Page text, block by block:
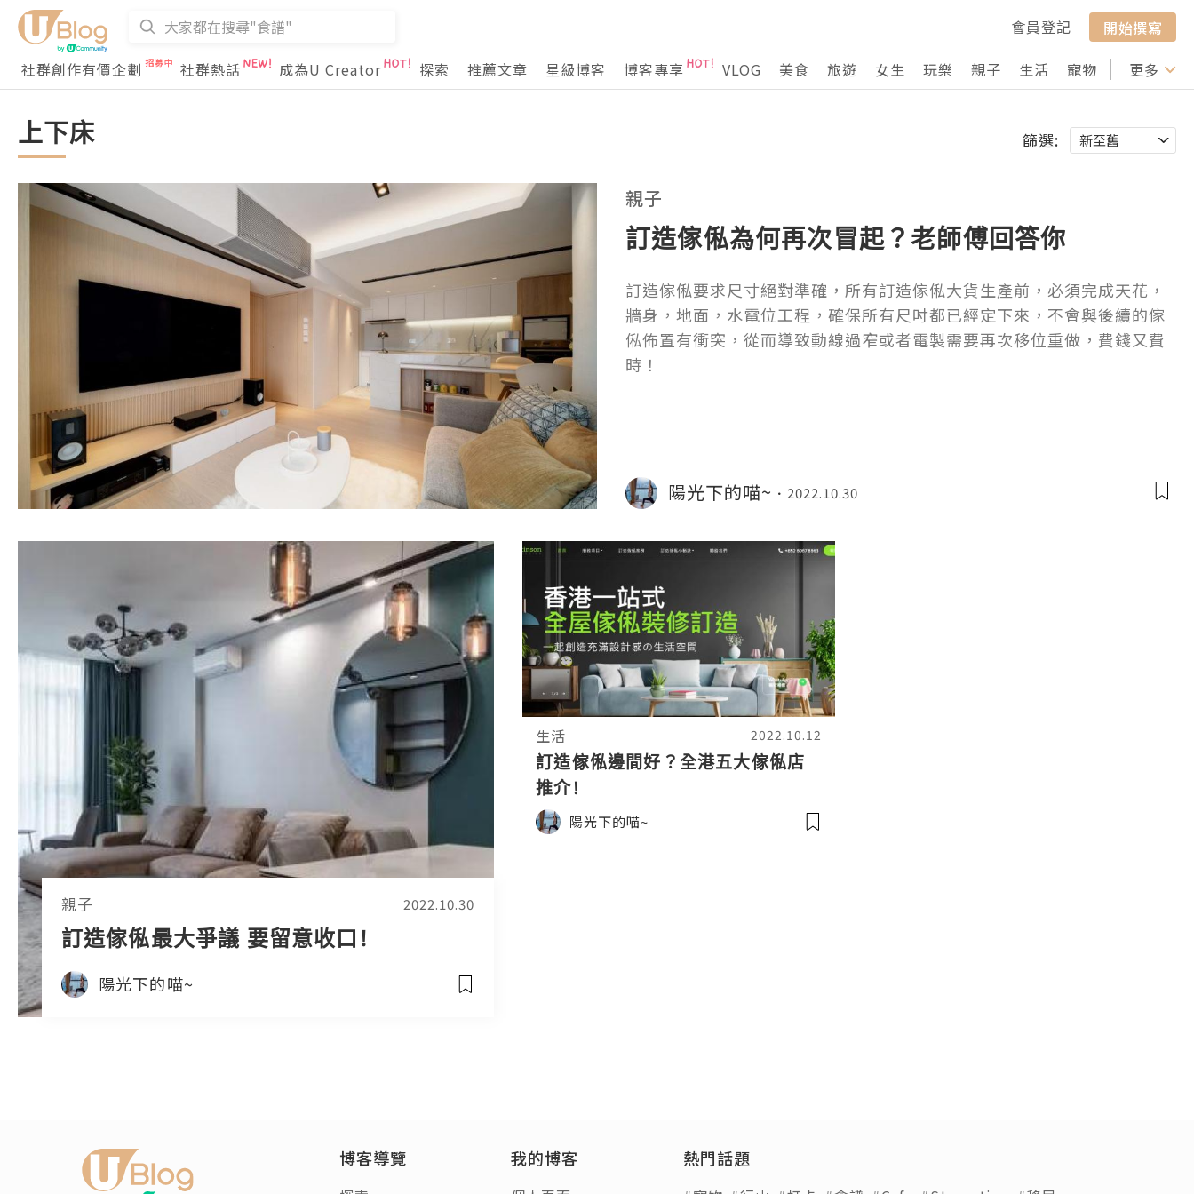
會員登記
開始撰寫
社群創作有價企劃
社群熱話 成為U Creator 探索 推薦文章 星級博客 博客專享 VLOG 美食 旅遊 女生 玩樂 親子 生活 寵物 行山 打卡
更多
上下床 篩選:
親子
訂造傢俬為何再次冒起？老師傅回答你
訂造傢俬要求尺寸絕對準確，所有訂造傢俬大貨生產前，必須完成天花，
牆身，地面，水電位工程，確保所有尺吋都已經定下來，不會與後續的傢
俬佈置有衝突，從而導致動線過窄或者電製需要再次移位重做，費錢又費
時！
陽光下的喵~ 2022.10.30
親子 2022.10.30
訂造傢俬最大爭議 要留意收口!
陽光下的喵~
生活 2022.10.12
訂造傢俬邊間好？全港五大傢俬店
推介!
陽光下的喵~
博客導覽 我的博客 熱門話題